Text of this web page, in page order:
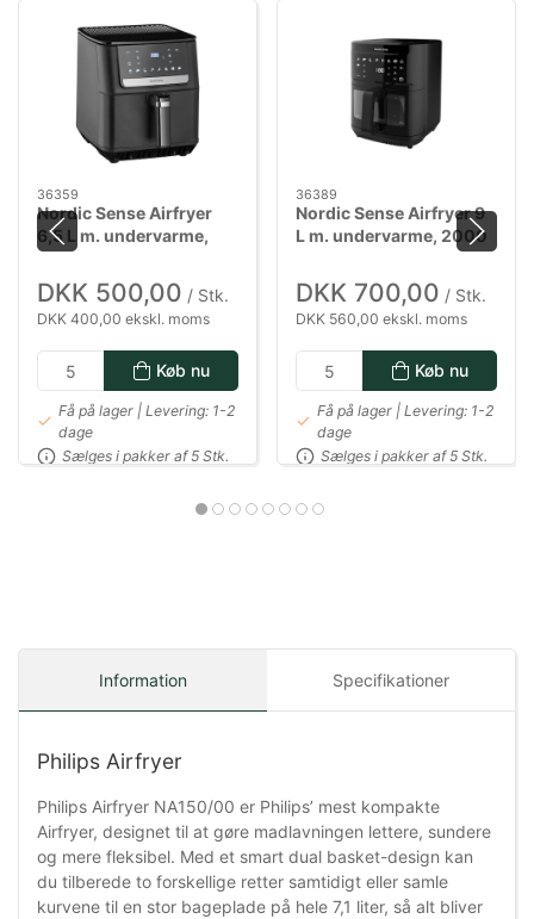
36359
Nordic Sense Airfryer
6,5 L m. undervarme,
1800 watt i sort
DKK 500,00 / Stk.
DKK 400,00 ekskl. moms
Køb nu
Få på lager | Levering: 1-2
dage
Sælges i pakker af 5 Stk.
36389
Nordic Sense Airfryer 9
L m. undervarme, 2000
DKK 700,00 / Stk.
DKK 560,00 ekskl. moms
Køb nu
Få på lager | Levering: 1-2
dage
Sælges i pakker af 5 Stk.
Information Specifikationer
Philips Airfryer
Philips Airfryer NA150/00 er Philips’ mest kompakte
Airfryer, designet til at gøre madlavningen lettere, sundere
og mere fleksibel. Med et smart dual basket-design kan
du tilberede to forskellige retter samtidigt eller samle
kurvene til en stor bageplade på hele 7,1 liter, så alt bliver